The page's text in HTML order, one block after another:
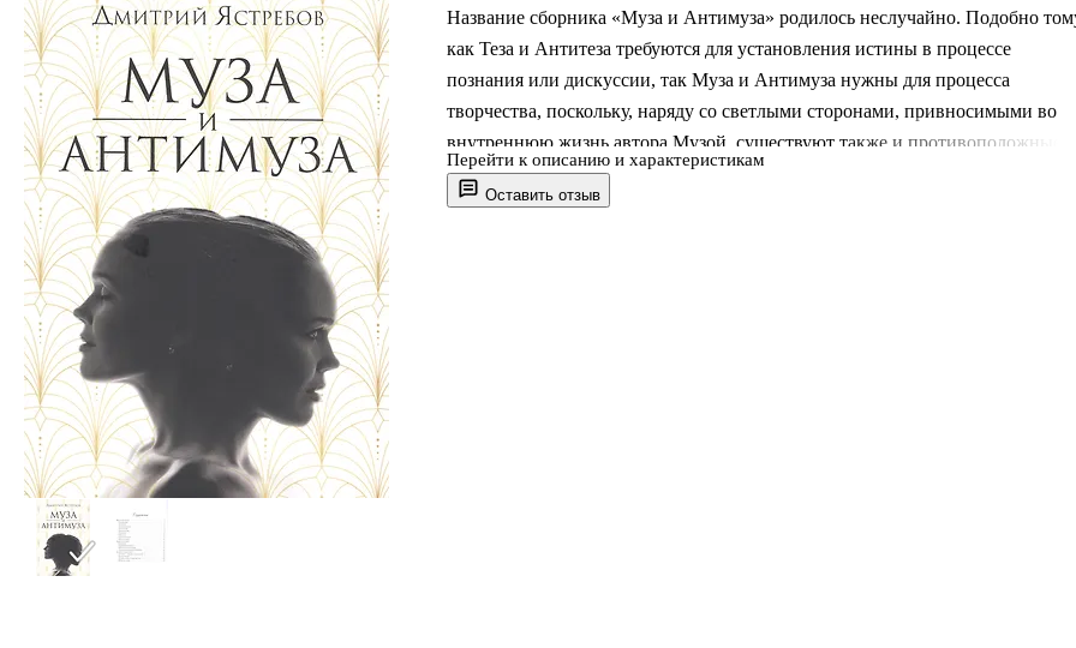
Оставить отзыв
Название сборника «Муза и Антимуза» родилось неслучайно. Подобно
как Теза и Антитеза требуются для установления истины в процессе
познания или дискуссии, так Муза и Антимуза нужны для процесса
творчества, поскольку, наряду со светлыми сторонами, привносимыми во
внутреннюю жизнь автора Музой, существуют также и противоположные
моменты, входящие в нашу действительность и, если угодно, душу с
Антимузой. Так что и та и другая равно необходимы тем, кто пробует себя в
Перейти к описанию и характеристикам